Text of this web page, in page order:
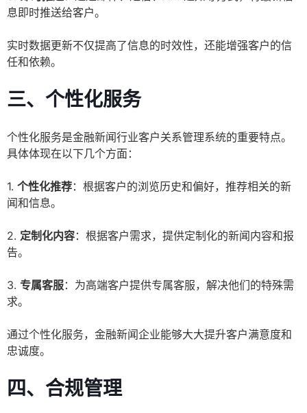
息即时推送给客户。
实时数据更新不仅提高了信息的时效性，还能增强客户的信
任和依赖。
三、个性化服务
个性化服务是金融新闻行业客户关系管理系统的重要特点。
具体体现在以下几个方面：
1. 个性化推荐：根据客户的浏览历史和偏好，推荐相关的新
闻和信息。
2. 定制化内容：根据客户需求，提供定制化的新闻内容和报
告。
3. 专属客服：为高端客户提供专属客服，解决他们的特殊需
求。
通过个性化服务，金融新闻企业能够大大提升客户满意度和
忠诚度。
四、合规管理